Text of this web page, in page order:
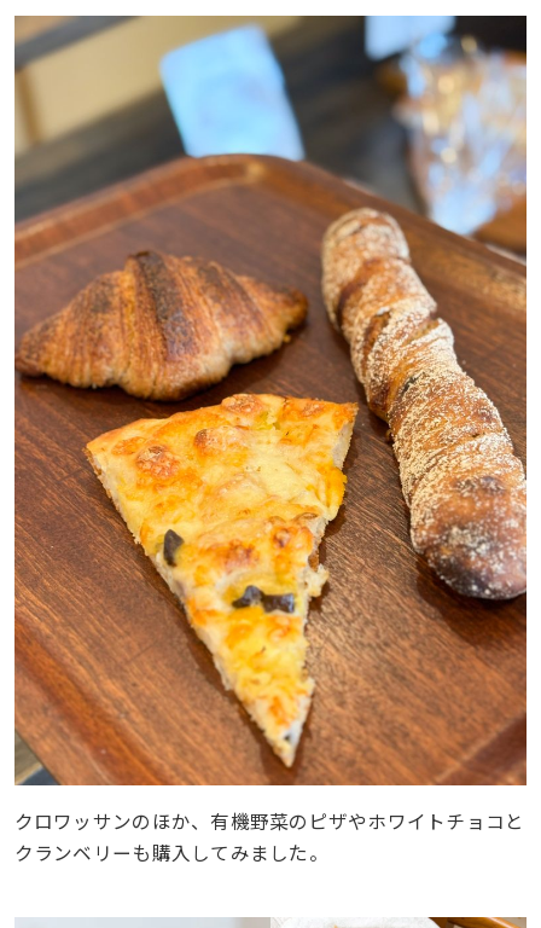
クロワッサンのほか、有機野菜のピザやホワイトチョコと
クランベリーも購入してみました。